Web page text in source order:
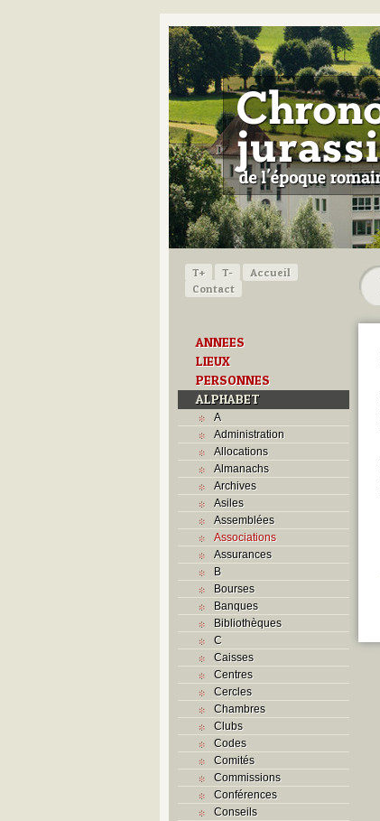
T+ T-
Accueil
Contact
ANNEES
LIEUX
PERSONNES
ALPHABET
A
Administration
Allocations
Almanachs
Archives
Asiles
Assemblées
Associations
Assurances
B
Bourses
Banques
Bibliothèques
C
Caisses
Centres
Cercles
Chambres
Clubs
Codes
Comités
Commissions
Conférences
Conseils